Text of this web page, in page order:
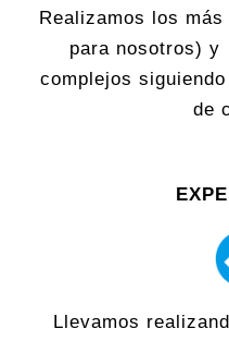
Realizamos los
para nosotros) y
complejos
de
Llevamos